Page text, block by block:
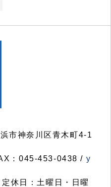
市神奈川区青木町4-1
：045-453-0438 / y
休日：土曜日・日曜